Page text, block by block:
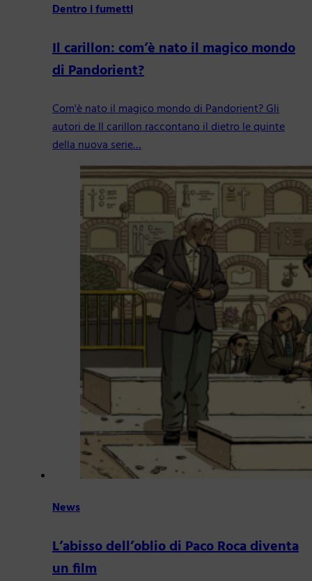
Dentro i fumetti
Il carillon: com’è nato il magico mondo
di Pandorient?
Com'è nato il magico mondo di Pandorient? Gli
autori de Il carillon raccontano il dietro le quinte
della nuova serie…
News
L’abisso dell’oblio di Paco Roca diventa
un film